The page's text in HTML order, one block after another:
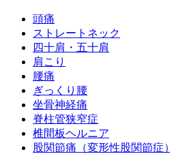
頭痛
ストレートネック
四十肩・五十肩
肩こり
腰痛
ぎっくり腰
坐骨神経痛
脊柱管狭窄症
椎間板ヘルニア
股関節痛（変形性股関節症）